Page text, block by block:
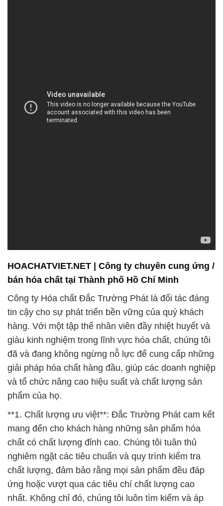
HOACHATVIET.NET | Công ty chuyên cung ứng /
bán hóa chất tại Thành phố Hồ Chí Minh
Công ty Hóa chất Đắc Trường Phát là đối tác đáng
tin cậy cho sự phát triển bền vững của quý khách
hàng. Với một tập thể nhân viên đầy nhiệt huyết và
giàu kinh nghiệm trong lĩnh vực hóa chất, chúng tôi
đã và đang không ngừng nỗ lực để cung cấp những
giải pháp hóa chất hàng đầu, giúp các doanh nghiệp
và tổ chức nâng cao hiệu suất và chất lượng sản
phẩm của họ.
**1. Chất lượng ưu việt**: Đắc Trường Phát cam kết
mang đến cho khách hàng những sản phẩm hóa
chất có chất lượng đỉnh cao. Chúng tôi tuân thủ
nghiêm ngặt các tiêu chuẩn và quy trình kiểm tra
chất lượng, đảm bảo rằng mọi sản phẩm đều đáp
ứng hoặc vượt qua các tiêu chí chất lượng cao
nhất. Không chỉ đó, chúng tôi luôn tìm kiếm và áp